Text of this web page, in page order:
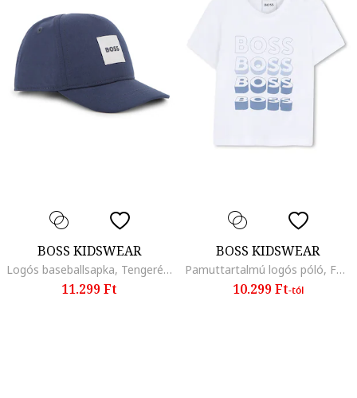
BOSS KIDSWEAR
Logós baseballsapka, Tengerészkék
11.299 Ft
BOSS KIDSWEAR
Pamuttartalmú logós póló, Fehér/Tengerészkék
10.299 Ft-tól